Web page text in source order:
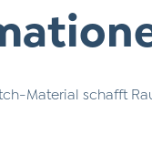
Material schafft